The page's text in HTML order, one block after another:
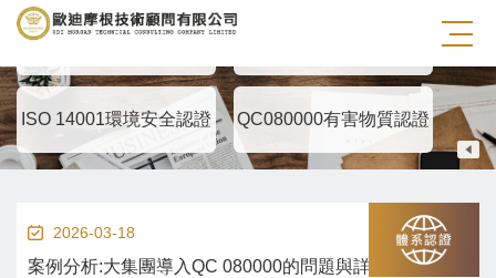
ISO 9001品質管理認證
ISO 14001環境安全認證 QC080000有害物質認證
國
ISO
2026-03-18
案例分析:大集團導入QC 080000的問題與詳解